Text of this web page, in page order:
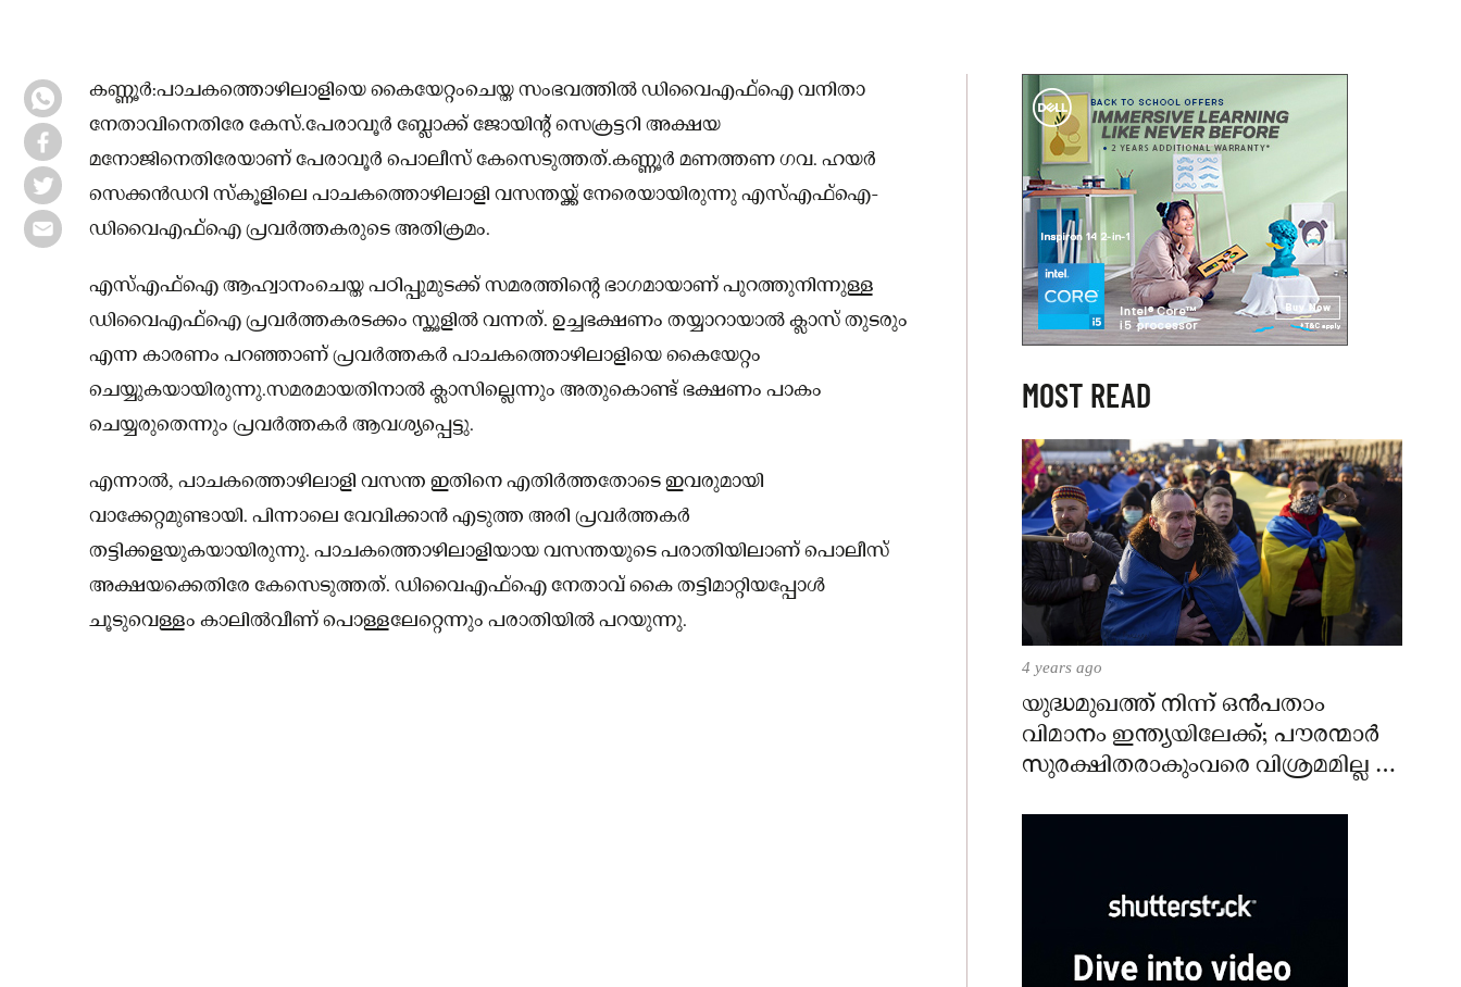
കണ്ണൂർ:പാചകത്തൊഴിലാളിയെ കൈയേറ്റംചെയ്ത സംഭവത്തിൽ ഡിവൈഎഫ്‌ഐ വനിതാ
നേതാവിനെതിരേ കേസ്.പേരാവൂർ ബ്ലോക്ക് ജോയിന്റ് സെക്രട്ടറി അക്ഷയ
മനോജിനെതിരേയാണ് പേരാവൂർ പൊലീസ് കേസെടുത്തത്.കണ്ണൂർ മണത്തണ ഗവ. ഹയർ
സെക്കൻഡറി സ്‌കൂളിലെ പാചകത്തൊഴിലാളി വസന്തയ്ക്ക് നേരെയായിരുന്നു എസ്എഫ്‌ഐ-
ഡിവൈഎഫ്‌ഐ പ്രവർത്തകരുടെ അതിക്രമം.
എസ്എഫ്‌ഐ ആഹ്വാനംചെയ്ത പഠിപ്പുമുടക്ക് സമരത്തിന്റെ ഭാഗമായാണ് പുറത്തുനിന്നുള്ള
ഡിവൈഎഫ്‌ഐ പ്രവർത്തകരടക്കം സ്കൂളിൽ വന്നത്. ഉച്ചഭക്ഷണം തയ്യാറായാൽ ക്ലാസ് തുടരും
എന്ന കാരണം പറഞ്ഞാണ് പ്രവർത്തകർ പാചകത്തൊഴിലാളിയെ കൈയേറ്റം
ചെയ്യുകയായിരുന്നു.സമരമായതിനാൽ ക്ലാസില്ലെന്നും അതുകൊണ്ട് ഭക്ഷണം പാകം
ചെയ്യരുതെന്നും പ്രവർത്തകർ ആവശ്യപ്പെട്ടു.
എന്നാൽ, പാചകത്തൊഴിലാളി വസന്ത ഇതിനെ എതിർത്തതോടെ ഇവരുമായി
വാക്കേറ്റമുണ്ടായി. പിന്നാലെ വേവിക്കാൻ എടുത്ത അരി പ്രവർത്തകർ
തട്ടിക്കളയുകയായിരുന്നു. പാചകത്തൊഴിലാളിയായ വസന്തയുടെ പരാതിയിലാണ് പൊലീസ്
അക്ഷയക്കെതിരേ കേസെടുത്തത്. ഡിവൈഎഫ്‌ഐ നേതാവ് കൈ തട്ടിമാറ്റിയപ്പോൾ
ചൂടുവെള്ളം കാലിൽവീണ് പൊള്ളലേറ്റെന്നും പരാതിയിൽ പറയുന്നു.
MOST READ
4 years ago
യുദ്ധമുഖത്ത് നിന്ന് ഒൻപതാം
വിമാനം ഇന്ത്യയിലേക്ക്; പൗരന്മാർ
സുരക്ഷിതരാകുംവരെ വിശ്രമമില്ല –